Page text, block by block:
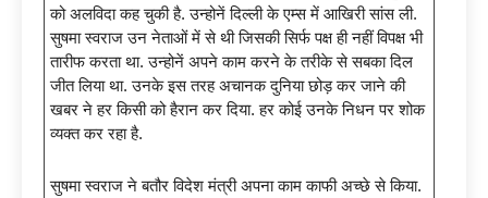
को अलविदा कह चुकी है. उन्होनें दिल्ली के एम्स में आखिरी सांस ली.
सुषमा स्वराज उन नेताओं में से थी जिसकी सिर्फ पक्ष ही नहीं विपक्ष भी
तारीफ करता था. उन्होनें अपने काम करने के तरीके से सबका दिल
जीत लिया था. उनके इस तरह अचानक दुनिया छोड़ कर जाने की
खबर ने हर किसी को हैरान कर दिया. हर कोई उनके निधन पर शोक
व्यक्त कर रहा है.
सुषमा स्वराज ने बतौर विदेश मंत्री अपना काम काफी अच्छे से किया.